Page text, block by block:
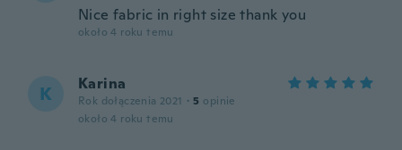
Nice fabric in right size thank you
około 4 roku temu
K Karina
Rok dołączenia 2021 · 5 opinie
około 4 roku temu